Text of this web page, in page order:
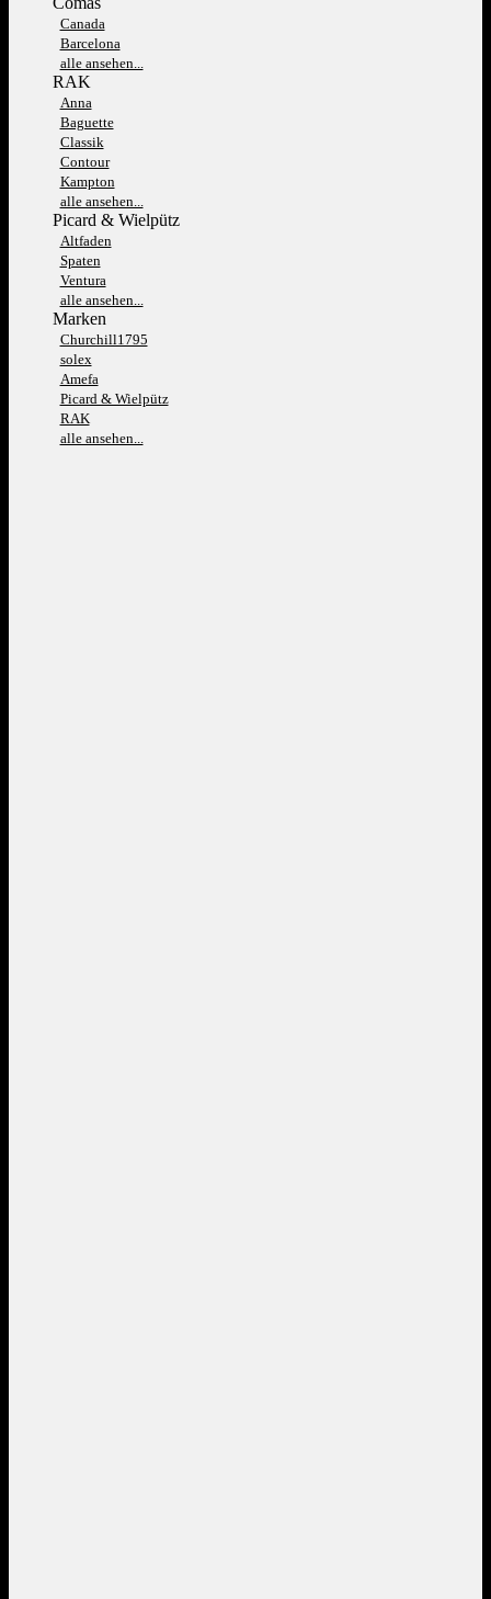
Canada
Barcelona
alle ansehen...
RAK
Anna
Baguette
Classik
Contour
Kampton
alle ansehen...
Picard & Wielpütz
Altfaden
Spaten
Ventura
alle ansehen...
Marken
Churchill1795
solex
Amefa
Picard & Wielpütz
RAK
alle ansehen...